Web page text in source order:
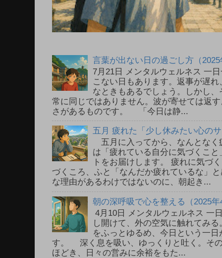
言葉が出ない日の過ごし方（
7月21日 メンタルウェルネス 一
こない日もあります。返事が遅
なときもあるでしょう。しかし
常に同じではありません。波が寄せては返
さがあるものです。 「今日は静...
五月 疲れた「少し休みたい心の
五月に入ってから、なんとなく
は「疲れている自分に気づくこ
トをお届けします。 疲れに気
づくころ、ふと「なんだか疲れているな」
な理由があるわけではないのに、朝起き...
朝の深呼吸で心を整える（2025
4月10日 メンタルウェルネス
し開けて、外の空気に触れてみ
をふっとゆるめ、今日という一
す。 深く息を吸い、ゆっくりと吐く。そ
ほどき、日々の営みに余裕をもた...